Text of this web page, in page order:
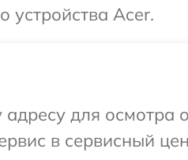
Acer.
для
в сервисный